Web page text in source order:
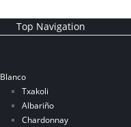
Top Navigation
Blanco
Txakoli
Albariño
Chardonnay